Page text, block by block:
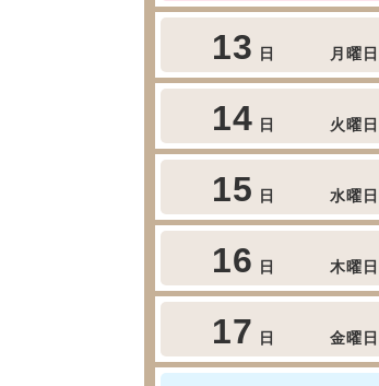
13 日 月曜日
14 日 火曜日
15 日 水曜日
16 日 木曜日
17 日 金曜日